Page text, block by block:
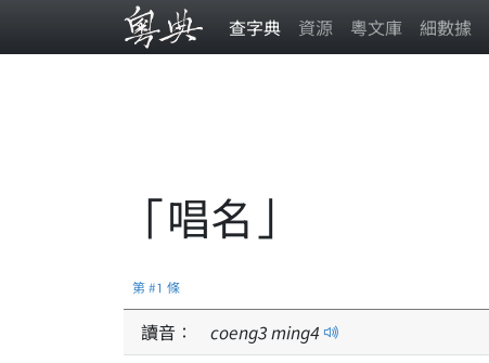
查字典 資源 粵文庫 細數據
「唱名」
第 #1 條
讀音： coeng3ming4